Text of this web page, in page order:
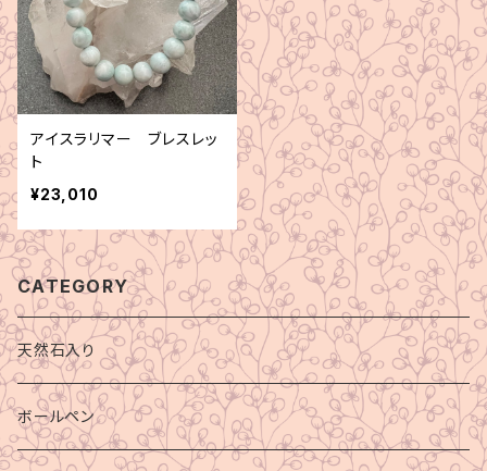
アイスラリマー ブレスレッ
ト
¥23,010
CATEGORY
天然石入り
ボールペン